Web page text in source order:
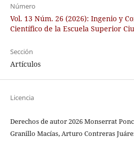
Número
Vol. 13 Núm. 26 (2026): Ingenio y
Científico de la Escuela Superior
Sección
Artículos
Licencia
Derechos de autor 2026 Monserrat
Granillo Macías, Arturo Contreras